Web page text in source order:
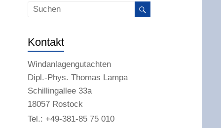
Kontakt
Windanlagengutachten
Dipl.-Phys. Thomas Lampa
Schillingallee 33a
18057 Rostock
Tel.: +49-381-85 75 010